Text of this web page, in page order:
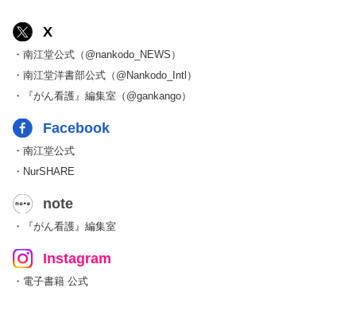
X
・南江堂公式（@nankodo_NEWS）
・南江堂洋書部公式（@Nankodo_Intl）
・『がん看護』編集室（@gankango）
Facebook
・南江堂公式
・NurSHARE
note
・『がん看護』編集室
Instagram
・電子書籍 公式